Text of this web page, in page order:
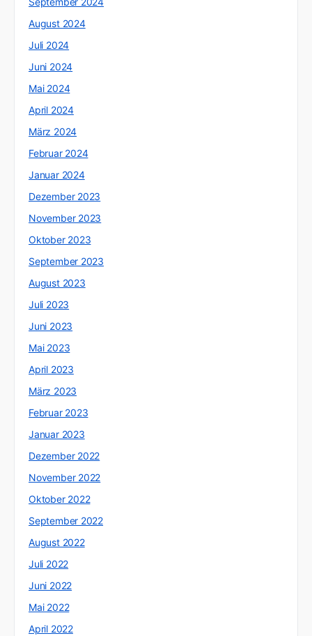
August 2024
Juli 2024
Juni 2024
Mai 2024
April 2024
März 2024
Februar 2024
Januar 2024
Dezember 2023
November 2023
Oktober 2023
September 2023
August 2023
Juli 2023
Juni 2023
Mai 2023
April 2023
März 2023
Februar 2023
Januar 2023
Dezember 2022
November 2022
Oktober 2022
September 2022
August 2022
Juli 2022
Juni 2022
Mai 2022
April 2022